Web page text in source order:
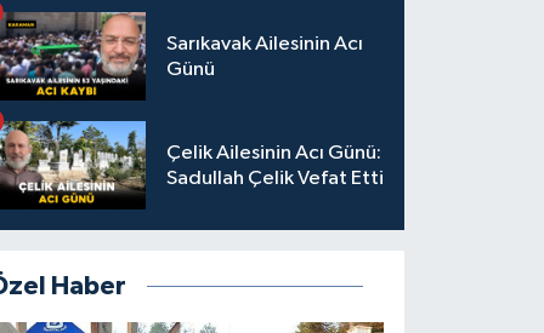
Sarıkavak Ailesinin Acı
Günü
Çelik Ailesinin Acı Günü:
Sadullah Çelik Vefat Etti
Haber